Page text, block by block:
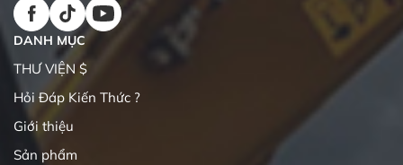
DANH MỤC
THƯ VIỆN $
Hỏi Đáp Kiến Thức ?
Giới thiệu
Sản phẩm